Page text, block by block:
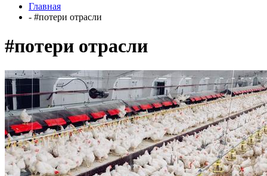
Главная
- #потери отрасли
#потери отрасли